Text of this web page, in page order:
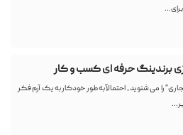
برای...
برندینگ حرفه ای کسب و کار
را می شنوید ، احتمالاً به طور خودکار به یک آرم فکر